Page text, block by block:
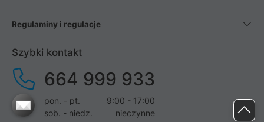
Regulaminy i regulacje
Szybki kontakt
664 999 933
pon. - pt.
9:00 - 17:00
sob. - niedz.
nieczynne